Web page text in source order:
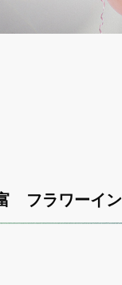
フラワーイン